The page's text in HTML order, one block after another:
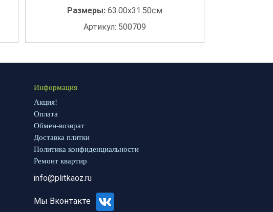
Размеры:63.00x31.50см
Артикул: 500709
Информация
Акция!
Оплата
Обмен-возврат
Доставка плитки
Политика конфиденциальности
Ремонт квартир
info@plitkaoz.ru
Мы Вконтакте